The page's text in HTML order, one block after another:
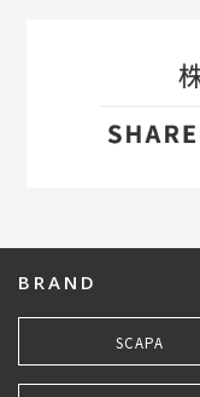
BRAND
SCAPA